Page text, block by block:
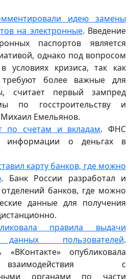
идею замены
на электронные. Введение
паспортов является
однако под вопросом
условиях кризиса, так как
требуют более важные для
считает первый зампред
по госстроительству и
Михаил Емельянов.
по счетам и вкладам. ФНС
информации о деньгах в
карту банков, где можно
. Банк России разработал и
отделений банков, где можно
данные для получения
правила выдачи
пользователей.
«ВКонтакте» опубликовала
с
органами по части